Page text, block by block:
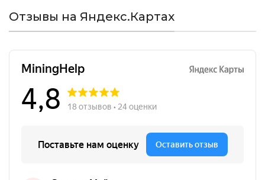
Отзывы на Яндекс.Картах